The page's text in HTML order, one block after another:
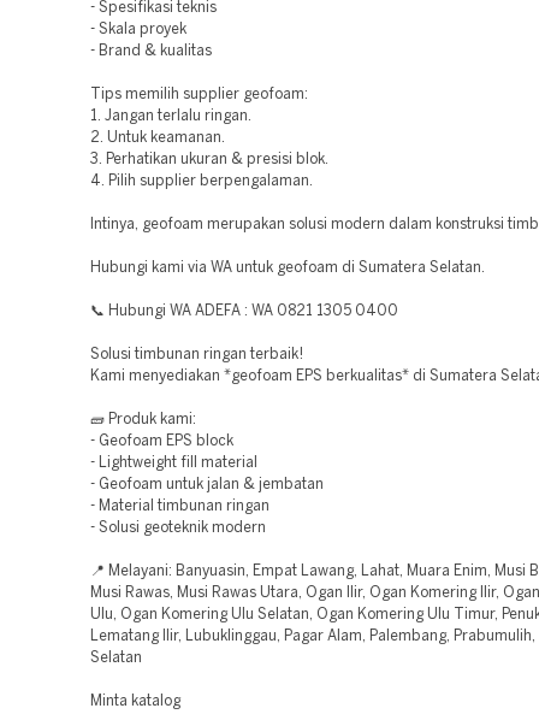
- Spesifikasi teknis
- Skala proyek
- Brand & kualitas
Tips memilih supplier geofoam:
1. Jangan terlalu ringan.
2. Untuk keamanan.
3. Perhatikan ukuran & presisi blok.
4. Pilih supplier berpengalaman.
Intinya, geofoam merupakan solusi modern dalam konstruksi
Hubungi kami via WA untuk geofoam di Sumatera Selatan.
📞 Hubungi WA ADEFA : WA 0821 1305 0400
Solusi timbunan ringan terbaik!
Kami menyediakan *geofoam EPS berkualitas* di Sumatera
🧱 Produk kami:
- Geofoam EPS block
- Lightweight fill material
- Geofoam untuk jalan & jembatan
- Material timbunan ringan
- Solusi geoteknik modern
📍 Melayani: Banyuasin, Empat Lawang, Lahat, Muara Enim, Musi
Musi Rawas, Musi Rawas Utara, Ogan Ilir, Ogan Komering Ilir,
Ulu, Ogan Komering Ulu Selatan, Ogan Komering Ulu Timur,
Lematang Ilir, Lubuklinggau, Pagar Alam, Palembang,
Selatan
Minta katalog